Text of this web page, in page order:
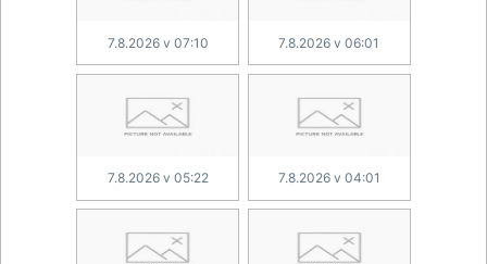
7.8.2026 v 07:10 7.8.2026 v 06:01
7.8.2026 v 05:22 7.8.2026 v 04:01